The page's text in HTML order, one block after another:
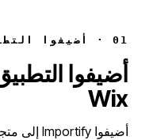
01 · أضيفوا التطبيق واستوردوا
أضيفوا
Wix